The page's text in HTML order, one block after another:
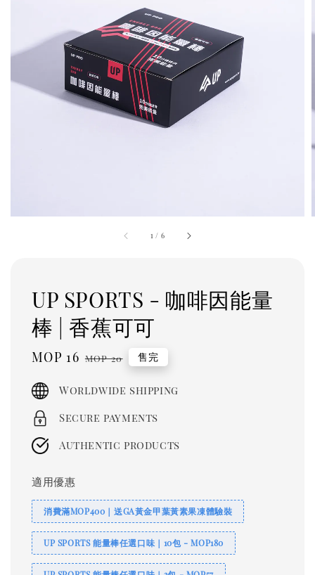
1 / 6
UP SPORTS - 咖啡因能量
棒 | 香蕉可可
Sale
MOP 16 Regular
MOP 20 售完
Worldwide shipping
Secure payments
Authentic products
適用優惠
消費滿MOP400｜送GA黃金甲葉黃素果凍體驗裝
UP SPORTS 能量棒任選口味｜10包 - MOP180